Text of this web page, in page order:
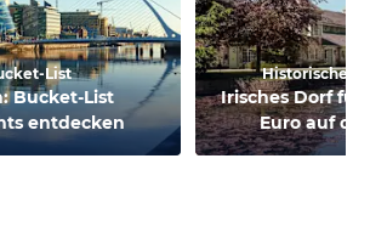
List
Bucket-List
entdecken
Historisches
Irisches Dorf für
Euro auf